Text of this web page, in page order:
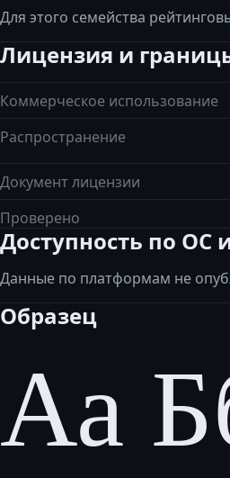
Для этого семейства
Лицензия и
Коммерческое использование
Распространение
Документ лицензии
Проверено
Доступность по ОС
Данные по платформам не
Образец
Аа